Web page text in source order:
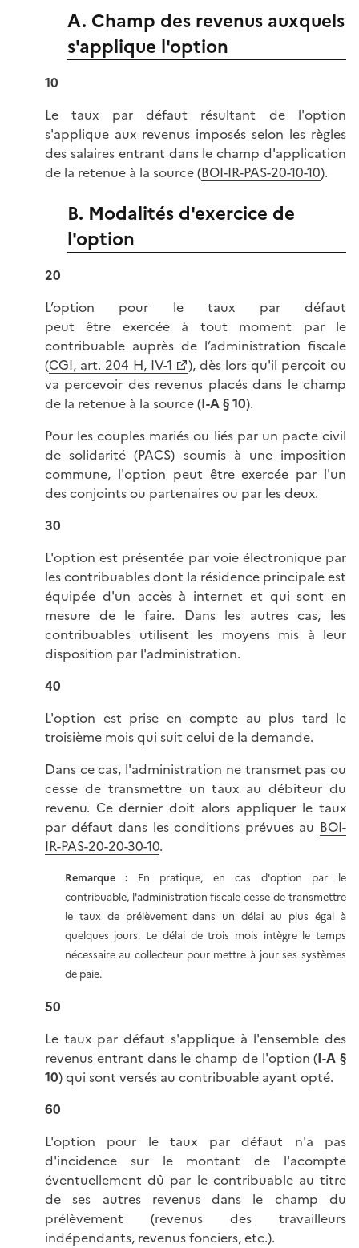
A. Champ des revenus auxquels
s'applique l'option
10
Le taux par défaut résultant de l'option
s'applique aux revenus imposés selon les règles
des salaires entrant dans le champ d'application
de la retenue à la source (BOI-IR-PAS-20-10-10).
B. Modalités d'exercice de
l'option
20
L’option pour le taux par défaut
peut être exercée à tout moment par le
contribuable auprès de l’administration fiscale
(CGI, art. 204 H, IV-1
), dès lors qu'il perçoit ou
va percevoir des revenus placés dans le champ
de la retenue à la source (I-A § 10).
Pour les couples mariés ou liés par un pacte civil
de solidarité (PACS) soumis à une imposition
commune, l'option peut être exercée par l'un
des conjoints ou partenaires ou par les deux.
30
L'option est présentée par voie électronique par
les contribuables dont la résidence principale est
équipée d'un accès à internet et qui sont en
mesure de le faire. Dans les autres cas, les
contribuables utilisent les moyens mis à leur
disposition par l'administration.
40
L'option est prise en compte au plus tard le
troisième mois qui suit celui de la demande.
Dans ce cas, l'administration ne transmet pas ou
cesse de transmettre un taux au débiteur du
revenu. Ce dernier doit alors appliquer le taux
par défaut dans les conditions prévues au BOI-
IR-PAS-20-20-30-10.
Remarque : En pratique, en cas d'option par le
contribuable, l'administration fiscale cesse de transmettre
le taux de prélèvement dans un délai au plus égal à
quelques jours. Le délai de trois mois intègre le temps
nécessaire au collecteur pour mettre à jour ses systèmes
de paie.
50
Le taux par défaut s'applique à l'ensemble des
revenus entrant dans le champ de l'option (I-A §
10) qui sont versés au contribuable ayant opté.
60
L'option pour le taux par défaut n'a pas
d'incidence sur le montant de l'acompte
éventuellement dû par le contribuable au titre
de ses autres revenus dans le champ du
prélèvement (revenus des travailleurs
indépendants, revenus fonciers, etc.).